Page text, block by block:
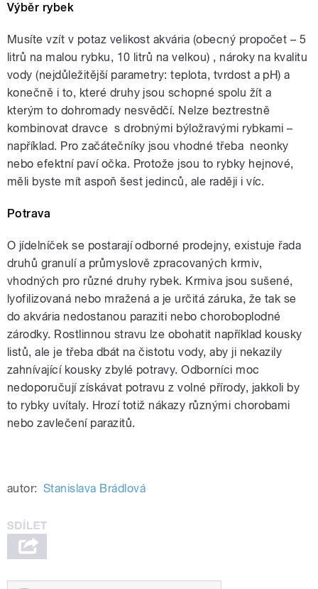
Výběr rybek
Musíte vzít v potaz velikost akvária (obecný propočet – 5
litrů na malou rybku, 10 litrů na velkou) , nároky na kvalitu
vody (nejdůležitější parametry: teplota, tvrdost a pH) a
konečně i to, které druhy jsou schopné spolu žít a
kterým to dohromady nesvědčí. Nelze beztrestně
kombinovat dravce s drobnými býložravými rybkami –
například. Pro začátečníky jsou vhodné třeba neonky
nebo efektní paví očka. Protože jsou to rybky hejnové,
měli byste mít aspoň šest jedinců, ale raději i víc.
Potrava
O jídelníček se postarají odborné prodejny, existuje řada
druhů granulí a průmyslově zpracovaných krmiv,
vhodných pro různé druhy rybek. Krmiva jsou sušené,
lyofilizovaná nebo mražená a je určitá záruka, že tak se
do akvária nedostanou paraziti nebo choroboplodné
zárodky. Rostlinnou stravu lze obohatit například kousky
listů, ale je třeba dbát na čistotu vody, aby ji nekazily
zahnívající kousky zbylé potravy. Odborníci moc
nedoporučují získávat potravu z volné přírody, jakkoli by
to rybky uvítaly. Hrozí totiž nákazy různými chorobami
nebo zavlečení parazitů.
autor: Stanislava Brádlová